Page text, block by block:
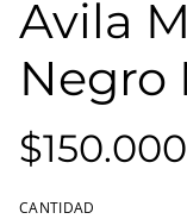
Avila
Negro
$150.000
CANTIDAD